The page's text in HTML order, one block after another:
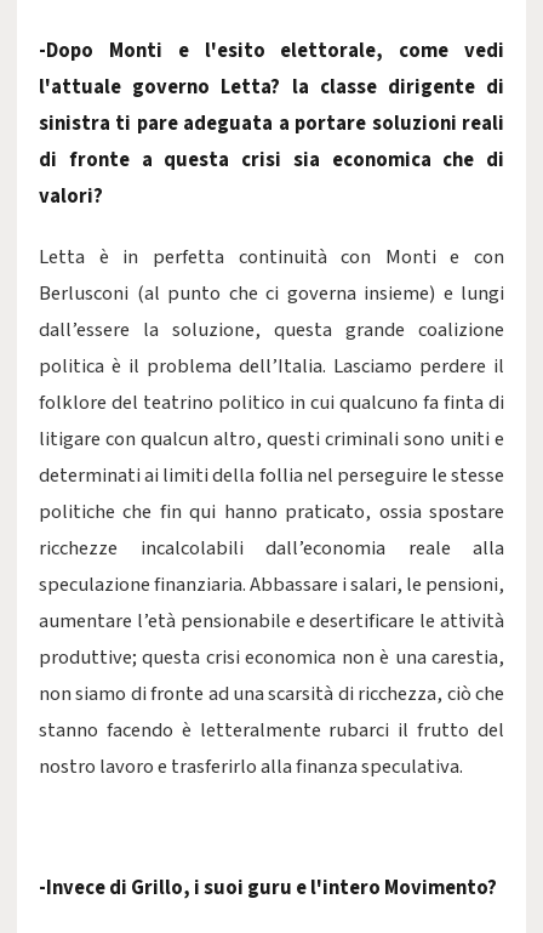
-Dopo Monti e l'esito elettorale, come vedi
l'attuale governo Letta? la classe dirigente di
sinistra ti pare adeguata a portare soluzioni reali
di fronte a questa crisi sia economica che di
valori?
Letta è in perfetta continuità con Monti e con
Berlusconi (al punto che ci governa insieme) e lungi
dall’essere la soluzione, questa grande coalizione
politica è il problema dell’Italia. Lasciamo perdere il
folklore del teatrino politico in cui qualcuno fa finta di
litigare con qualcun altro, questi criminali sono uniti e
determinati ai limiti della follia nel perseguire le stesse
politiche che fin qui hanno praticato, ossia spostare
ricchezze incalcolabili dall’economia reale alla
speculazione finanziaria. Abbassare i salari, le pensioni,
aumentare l’età pensionabile e desertificare le attività
produttive; questa crisi economica non è una carestia,
non siamo di fronte ad una scarsità di ricchezza, ciò che
stanno facendo è letteralmente rubarci il frutto del
nostro lavoro e trasferirlo alla finanza speculativa.
-Invece di Grillo, i suoi guru e l'intero Movimento?